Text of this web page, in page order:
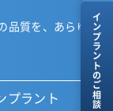
インプラントのご相談
品質を、あらゆる
プラント